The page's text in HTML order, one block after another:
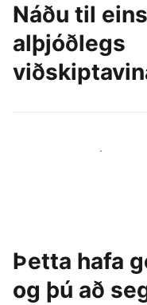
Náðu til
alþjóðlegs
Náðu til nýrra gesta
Þetta hafa
og þú að